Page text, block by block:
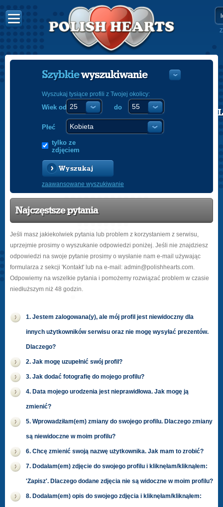
POLISH
Szybkiewyszukiwanie
Wyszukaj tysiące profili z Twojej okolicy:
Wiek od do
Płeć
tylko ze
zdjęciem
Wyszukaj
zaawansowane wyszukiwanie
Najczęstsze pytania
Jeśli masz jakiekolwiek pytania lub problem z korzystaniem z serwisu,
uprzejmie prosimy o wyszukanie odpowiedzi poniżej. Jeśli nie znajdziesz
odpowiedzi na swoje pytanie prosimy o wysłanie nam e-mail używając
formularza z sekcji 'Kontakt' lub na e-mail: admin@polishhearts.com.
Odpowiemy na wszelkie pytania i pomożemy rozwiązać problem w czasie
niedłuższym niż 48 godzin.
1. Jestem zalogowana(y), ale mój profil jest niewidoczny dla
innych użytkowników serwisu oraz nie mogę wysyłać prezentów.
Dlaczego?
2. Jak mogę uzupełnić swój profil?
3. Jak dodać fotografię do mojego profilu?
4. Data mojego urodzenia jest nieprawidłowa. Jak mogę ją
zmienić?
5. Wprowadziłam(em) zmiany do swojego profilu. Dlaczego zmiany
są niewidoczne w moim profilu?
6. Chcę zmienić swoją nazwę użytkownika. Jak mam to zrobić?
7. Dodałam(em) zdjęcie do swojego profilu i kliknęłam/kliknąłem:
'Zapisz'. Dlaczego dodane zdjęcia nie są widoczne w moim profilu?
8. Dodałam(em) opis do swojego zdjęcia i kliknęłam/kliknąłem: